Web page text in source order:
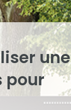
une
pour